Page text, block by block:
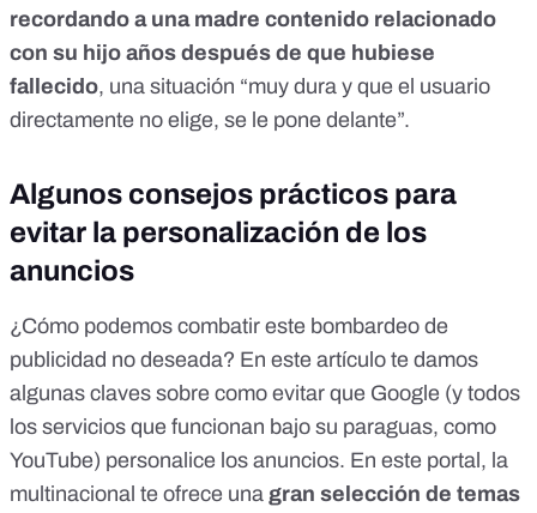
recordando a una madre contenido relacionado
con su hijo años después de que hubiese
fallecido, una situación “muy dura y que el usuario
directamente no elige, se le pone delante”.
Algunos consejos prácticos para
evitar la personalización de los
anuncios
¿Cómo podemos combatir este bombardeo de
publicidad no deseada? En este artículo te damos
algunas claves sobre como evitar que Google (y todos
los servicios que funcionan bajo su paraguas, como
YouTube) personalice los anuncios. En este portal , la
multinacional te ofrece una gran selección de temas